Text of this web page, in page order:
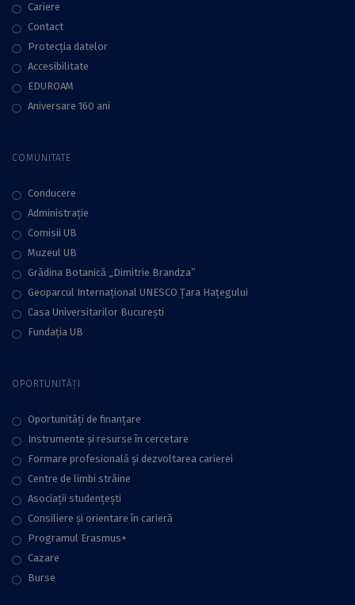
Cariere
Contact
Protecţia datelor
Accesibilitate
EDUROAM
Aniversare 160 ani
COMUNITATE
Conducere
Administraţie
Comisii UB
Muzeul UB
Grădina Botanică „Dimitrie Brandza”
Geoparcul Internațional UNESCO Țara Hațegului
Casa Universitarilor București
Fundaţia UB
OPORTUNITĂȚI
Oportunități de finanțare
Instrumente și resurse în cercetare
Formare profesională și dezvoltarea carierei
Centre de limbi străine
Asociații studențești
Consiliere şi orientare în carieră
Programul Erasmus+
Cazare
Burse